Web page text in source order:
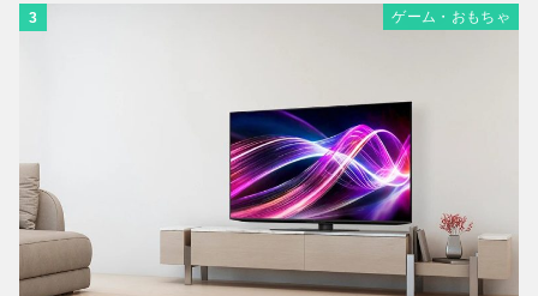
3 ゲーム・おもちゃ